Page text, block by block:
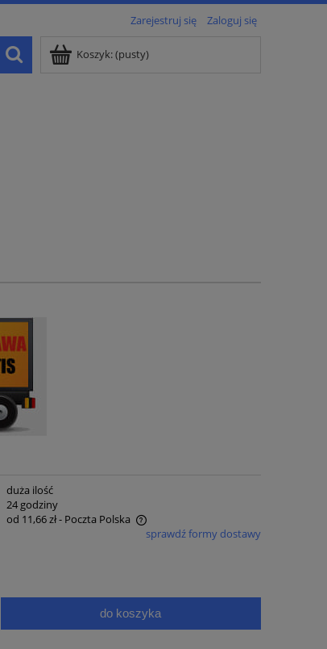
Zarejestruj się Zaloguj się
Koszyk:(pusty)
duża ilość
24 godziny
od 11,66 zł- Poczta Polska
sprawdź formy dostawy
do koszyka